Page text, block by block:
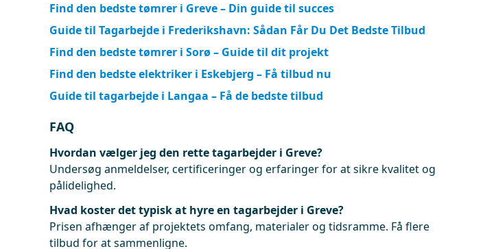
Find den bedste tømrer i Greve – Din guide til succes
Guide til Tagarbejde i Frederikshavn: Sådan Får Du Det Bedste Tilbud
Find den bedste tømrer i Sorø – Guide til dit projekt
Find den bedste elektriker i Eskebjerg – Få tilbud nu
Guide til tagarbejde i Langaa – Få de bedste tilbud
FAQ
Hvordan vælger jeg den rette tagarbejder i Greve?
Undersøg anmeldelser, certificeringer og erfaringer for at sikre kvalitet og
pålidelighed.
Hvad koster det typisk at hyre en tagarbejder i Greve?
Prisen afhænger af projektets omfang, materialer og tidsramme. Få flere
tilbud for at sammenligne.